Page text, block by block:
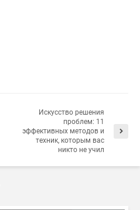
Искусство решения
проблем: 11
эффективных методов и
техник, которым вас
никто не учил